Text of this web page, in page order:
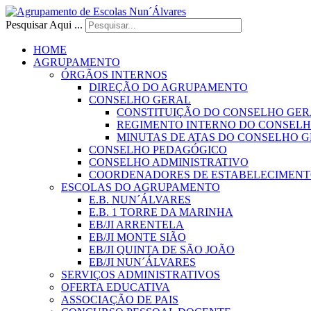
Pesquisar Aqui ...
HOME
AGRUPAMENTO
ÓRGÃOS INTERNOS
DIREÇÃO DO AGRUPAMENTO
CONSELHO GERAL
CONSTITUIÇÃO DO CONSELHO
REGIMENTO INTERNO DO
MINUTAS DE ATAS DO CONSELHO
CONSELHO PEDAGÓGICO
CONSELHO ADMINISTRATIVO
COORDENADORES DE
ESCOLAS DO AGRUPAMENTO
E.B. NUN´ÁLVARES
E.B. 1 TORRE DA MARINHA
EB/JI ARRENTELA
EB/JI MONTE SIÃO
EB/JI QUINTA DE SÃO JOÃO
EB/JI NUN´ÁLVARES
SERVIÇOS ADMINISTRATIVOS
OFERTA EDUCATIVA
ASSOCIAÇÃO DE PAIS